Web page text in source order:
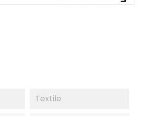
Textile